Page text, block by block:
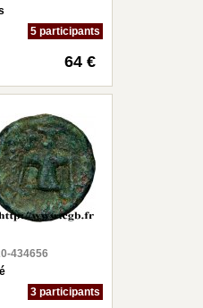
5 participants
64 €
434656
3 participants